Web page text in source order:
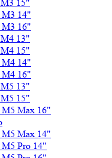
15"
14"
16"
13"
15"
14"
16"
13"
15"
Max 16"
Max 14"
Pro 14"